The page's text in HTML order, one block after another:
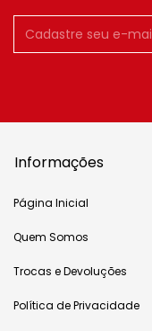
Informações
Página Inicial
Quem Somos
Trocas e Devoluções
Política de Privacidade